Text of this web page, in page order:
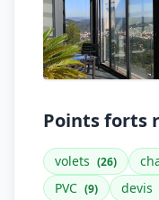
Points forts
volets (26)
PVC (9) devis